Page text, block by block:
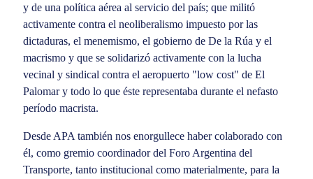
y de una política aérea al servicio del país; que militó
activamente contra el neoliberalismo impuesto por las
dictaduras, el menemismo, el gobierno de De la Rúa y el
macrismo y que se solidarizó activamente con la lucha
vecinal y sindical contra el aeropuerto "low cost" de El
Palomar y todo lo que éste representaba durante el nefasto
período macrista.
Desde APA también nos enorgullece haber colaborado con
él, como gremio coordinador del Foro Argentina del
Transporte, tanto institucional como materialmente, para la